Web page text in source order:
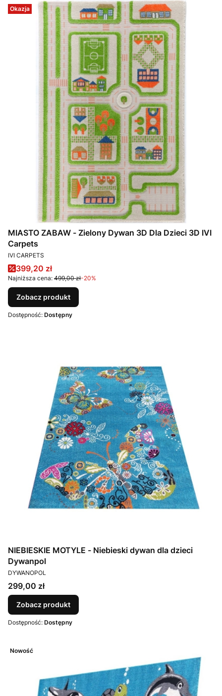
Okazja
MIASTO ZABAW - Zielony Dywan 3D Dla Dzieci 3D IVI
Carpets
PRODUCENT
IVI CARPETS
Cena promocyjna
399,20 zł
Najniższa cena: 499,00 zł-20%
Zobacz produkt
Dostępność: Dostępny
NIEBIESKIE MOTYLE - Niebieski dywan dla dzieci
Dywanpol
PRODUCENT
DYWANOPOL
Cena
299,00 zł
Zobacz produkt
Dostępność: Dostępny
Nowość